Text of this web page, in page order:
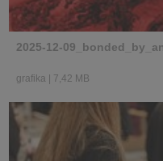
2025-12-
grafika 7,42 MB